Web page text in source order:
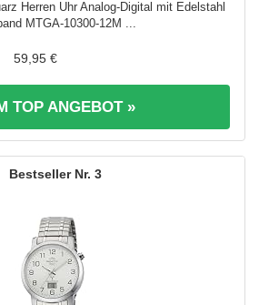
Herren Uhr Analog-Digital mit Edelstahl
MTGA-10300-12M ...
59,95 €
TOP ANGEBOT »
3